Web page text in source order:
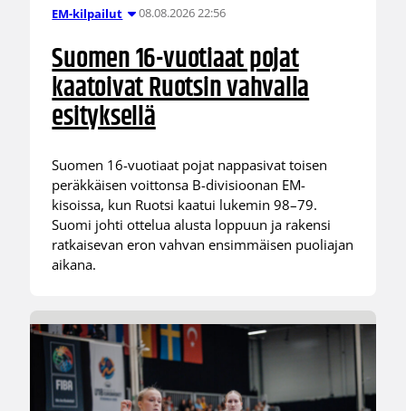
EM-kilpailut 08.08.2026 22:56
Suomen 16-vuotiaat pojat
kaatoivat Ruotsin vahvalla
esityksellä
Suomen 16-vuotiaat pojat nappasivat toisen
peräkkäisen voittonsa B-divisioonan EM-
kisoissa, kun Ruotsi kaatui lukemin 98–79.
Suomi johti ottelua alusta loppuun ja rakensi
ratkaisevan eron vahvan ensimmäisen puoliajan
aikana.